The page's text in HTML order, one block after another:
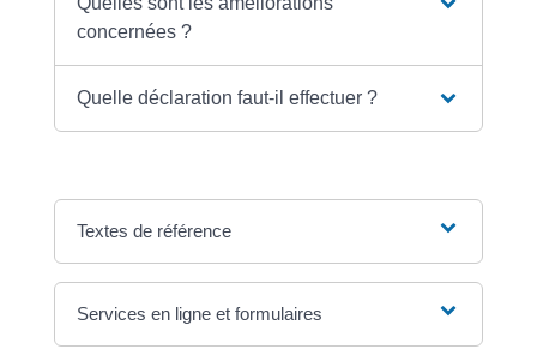
concernées ?
Quelle déclaration faut-il effectuer ?
Textes de référence
Services en ligne et formulaires